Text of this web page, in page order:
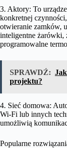
3. Aktory: To
konkretnej czynności,
otwieranie zamków,
inteligentne żarówki,
programowalne
SPRAWDŹ:
projektu?
4. Sieć domowa:
Wi-Fi lub innych
umożliwią
Popularne